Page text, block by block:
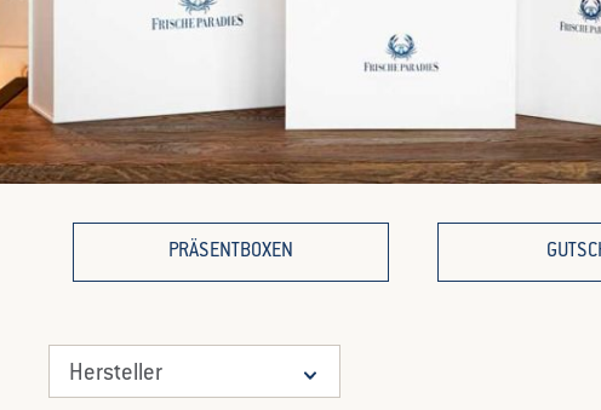
PRÄSENTBOXEN
Hersteller